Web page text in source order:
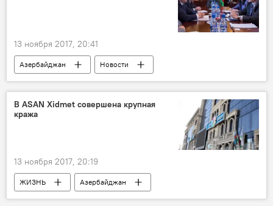
13 ноября 2017, 20:41
Азербайджан
Новости
Новости мира
Экономика
США
Роберт Секута
Парвиз Шахбазов
Министерство энергетики АР
В ASAN Xidmet совершена крупная
кража
13 ноября 2017, 20:19
ЖИЗНЬ
Азербайджан
Происшествия
Новости
Баку